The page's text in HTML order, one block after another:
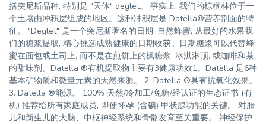
括突尼斯品种, 特别是 "天体" deglet。 事实上, 我们的棕榈林位于一
个土壤由冲积层组成的地区。这种冲积层是 Datella®营养剖面的特
征。 "Deglet" 是一个突尼斯著名的日期, 自然蜂蜜, 从最好的水果我
们的糖浆提取, 精心挑选成熟健康的日期收获。日期糖浆可以代替蜂
蜜在面包或土司上, 而不是在煎饼上的枫糖浆, 冰淇淋顶, 或咖啡和茶
的甜味剂。Datella ®有机提取物主要有3健康功效1。Datella 是6种
基本矿物质和微量元素的天然来源。 2. Datella ®具有抗氧化效果。
3. Datella ®能源。 100% 天然/冷加工/免糖/经认证的生态证书 (有
机) 推荐给所有家庭成员, 即使怀孕 (含碘) 甲状腺功能的关键。 对胎
儿和新生儿的大脑、中枢神经系统和骨骼发育至关重要。 神经保护